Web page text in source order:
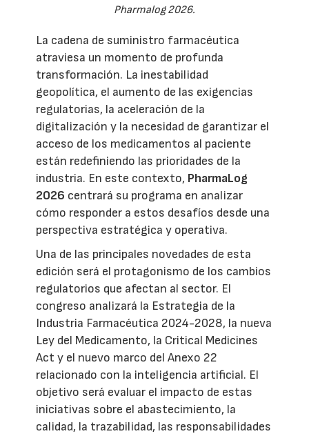
Pharmalog 2026.
La cadena de suministro farmacéutica
atraviesa un momento de profunda
transformación. La inestabilidad
geopolítica, el aumento de las exigencias
regulatorias, la aceleración de la
digitalización y la necesidad de garantizar el
acceso de los medicamentos al paciente
están redefiniendo las prioridades de la
industria. En este contexto, PharmaLog
2026 centrará su programa en analizar
cómo responder a estos desafíos desde una
perspectiva estratégica y operativa.
Una de las principales novedades de esta
edición será el protagonismo de los cambios
regulatorios que afectan al sector. El
congreso analizará la Estrategia de la
Industria Farmacéutica 2024-2028, la nueva
Ley del Medicamento, la Critical Medicines
Act y el nuevo marco del Anexo 22
relacionado con la inteligencia artificial. El
objetivo será evaluar el impacto de estas
iniciativas sobre el abastecimiento, la
calidad, la trazabilidad, las responsabilidades